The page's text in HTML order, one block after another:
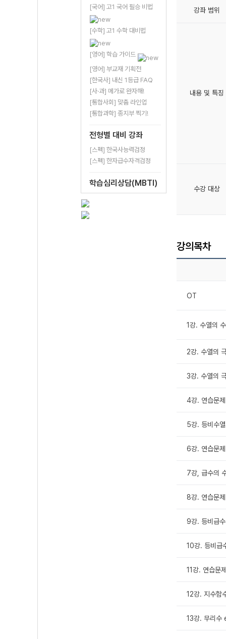
[국어] 고1 국어 필승 비법
[수학] 고1 수학 대비법
[영어] 학습 가이드
[영어] 부교재 기획전
[한국사] 내신 1등급 FAQ
[사·과] 메가로 완자해!
[통합사회] 맞춤 라인업
[통합과학] 종지부 찍기!
전형별 대비 강좌
[스펙] 한국사능력검정
[스펙] 한자급수자격검정
학습심리상담(MBTI)
강좌 범위
내용 및 특징
수강 대상
강의목차
OT
1강. 수열의
2강. 수열의
3강. 수열의
4강. 연습문제
5강. 등비수
6강. 연습문제
7강, 급수의
8강. 연습문제
9강. 등비급수
10강. 등비급
11강. 연습문
12강. 지수함
13강. 무리수